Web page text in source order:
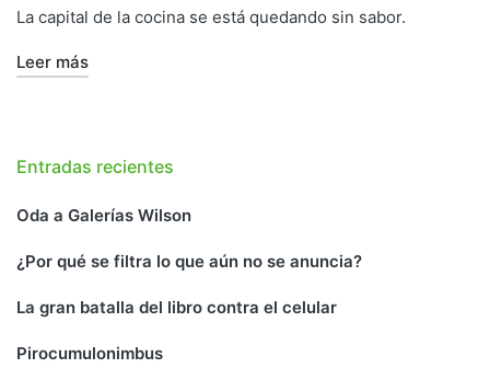
en
La capital de la cocina se está quedando sin sabor.
Leer más
Entradas recientes
Oda a Galerías Wilson
¿Por qué se filtra lo que aún no se anuncia?
La gran batalla del libro contra el celular
Pirocumulonimbus